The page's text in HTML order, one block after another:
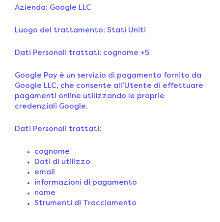
Azienda: Google LLC
Luogo del trattamento: Stati Uniti
Dati Personali trattati: cognome +5
Google Pay è un servizio di pagamento fornito da
Google LLC, che consente all’Utente di effettuare
pagamenti online utilizzando le proprie
credenziali Google.
Dati Personali trattati:
cognome
Dati di utilizzo
email
informazioni di pagamento
nome
Strumenti di Tracciamento